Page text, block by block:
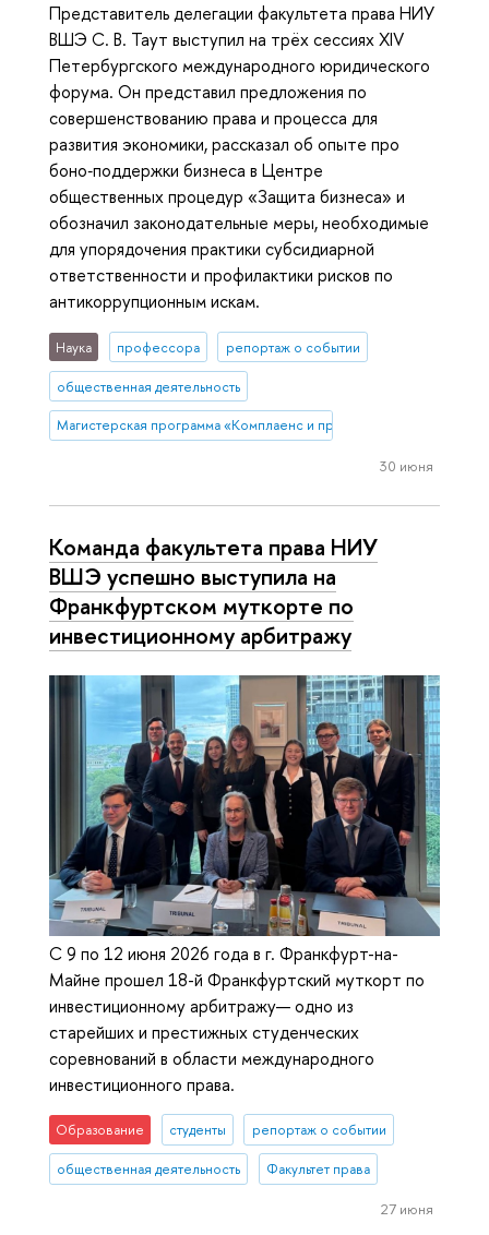
Представитель делегации факультета права НИУ
ВШЭ С. В. Таут выступил на трёх сессиях XIV
Петербургского международного юридического
форума. Он представил предложения по
совершенствованию права и процесса для
развития экономики, рассказал об опыте про
боно‑поддержки бизнеса в Центре
общественных процедур «Защита бизнеса» и
обозначил законодательные меры, необходимые
для упорядочения практики субсидиарной
ответственности и профилактики рисков по
антикоррупционным искам.
Наука профессора репортаж о событии
общественная деятельность
Магистерская программа «Комплаенс и профилактика правовых
30 июня
Команда факультета права НИУ
ВШЭ успешно выступила на
Франкфуртском муткорте по
инвестиционному арбитражу
С 9 по 12 июня 2026 года в г. Франкфурт-на-
Майне прошел 18-й Франкфуртский муткорт по
инвестиционному арбитражу— одно из
старейших и престижных студенческих
соревнований в области международного
инвестиционного права.
Образование студенты репортаж о событии
общественная деятельность Факультет права
27 июня